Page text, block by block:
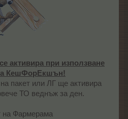
активира при използване
КешФорЕкшън!
пакет или ЛГ ще активира
ТО веднъж за ден.​
на Фармерама​